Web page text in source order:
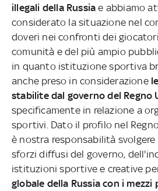
illegali della Russia e abbiamo
considerato la situazione nel
doveri nei confronti dei
comunità e del più ampio
in quanto istituzione sportiva
anche preso in considerazione
stabilite dal governo del Regno
specificamente in relazione a
sportivi. Dato il profilo nel
è nostra responsabilità
sforzi diffusi del governo,
istituzioni sportive e creative
globale della Russia con i